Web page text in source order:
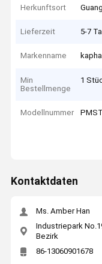
Herkunftsort
Lieferzeit 5-7
Markenname kapha
Min
Bestellmenge
1
Modellnummer
Kontaktdaten
Ms. Amber Han
Industriepark
Bezirk
86-13060901678